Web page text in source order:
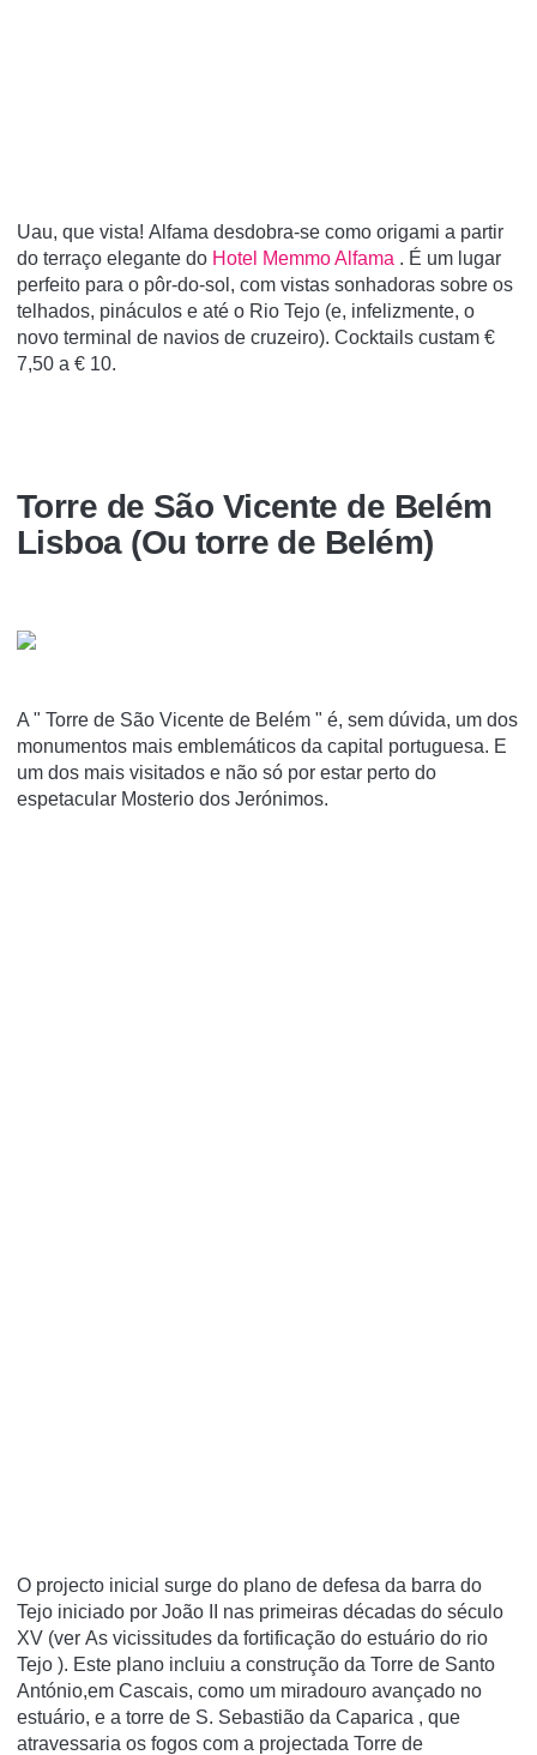
Uau, que vista! Alfama desdobra-se como origami a partir
do terraço elegante do Hotel Memmo Alfama . É um lugar
perfeito para o pôr-do-sol, com vistas sonhadoras sobre os
telhados, pináculos e até o Rio Tejo (e, infelizmente, o
novo terminal de navios de cruzeiro). Cocktails custam €
7,50 a € 10.
Torre de São Vicente de Belém
Lisboa (Ou torre de Belém)
A " Torre de São Vicente de Belém " é, sem dúvida, um dos
monumentos mais emblemáticos da capital portuguesa. E
um dos mais visitados e não só por estar perto do
espetacular Mosterio dos Jerónimos.
O projecto inicial surge do plano de defesa da barra do
Tejo iniciado por João II nas primeiras décadas do século
XV (ver As vicissitudes da fortificação do estuário do rio
Tejo ). Este plano incluiu a construção da Torre de Santo
António,em Cascais, como um miradouro avançado no
estuário, e a torre de S. Sebastião da Caparica , que
atravessaria os fogos com a projectada Torre de